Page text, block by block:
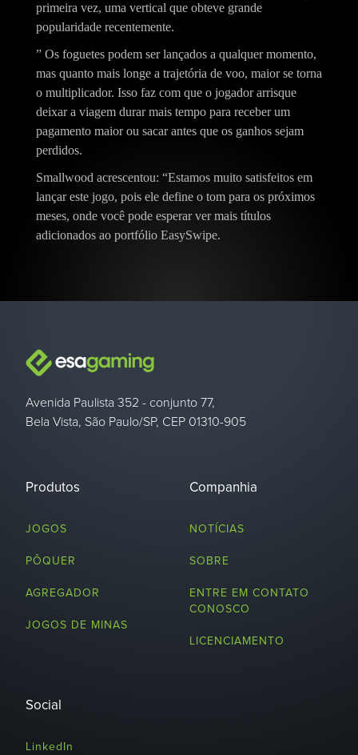
primeira vez, uma vertical que obteve grande
popularidade recentemente.
” Os foguetes podem ser lançados a qualquer momento,
mas quanto mais longe a trajetória de voo, maior se torna
o multiplicador. Isso faz com que o jogador arrisque
deixar a viagem durar mais tempo para receber um
pagamento maior ou sacar antes que os ganhos sejam
perdidos.
Smallwood acrescentou: “Estamos muito satisfeitos em
lançar este jogo, pois ele define o tom para os próximos
meses, onde você pode esperar ver mais títulos
adicionados ao portfólio EasySwipe.
Avenida Paulista 352 - conjunto 77,
Bela Vista, São Paulo/SP, CEP 01310-905
Produtos
JOGOS
PÔQUER
AGREGADOR
JOGOS DE MINAS
Companhia
NOTÍCIAS
SOBRE
ENTRE EM CONTATO
CONOSCO
LICENCIAMENTO
Social
LinkedIn